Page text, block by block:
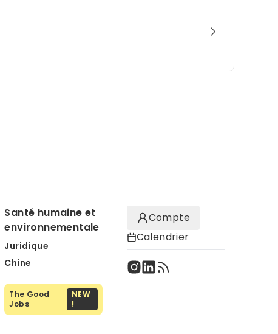
Santé humaine et
environnementale
Juridique
Chine
The Good
Jobs
NEW
!
Compte
Calendrier